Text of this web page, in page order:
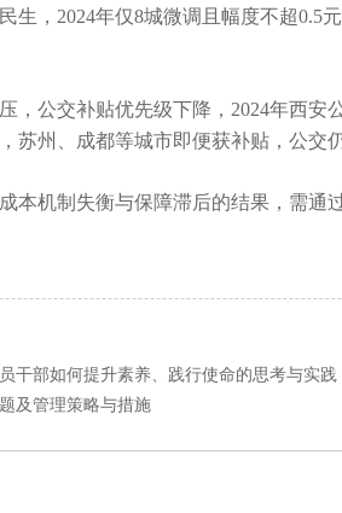
生，2024年仅8城微调且幅度不超0.5
，公交补贴优先级下降，2024年西安
苏州、成都等城市即便获补贴，公交
本机制失衡与保障滞后的结果，需通
干部如何提升素养、践行使命的思考与实践
及管理策略与措施